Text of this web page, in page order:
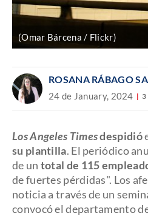
(Omar Bárcena / Flickr)
ROSANA RÁBAGO
24 de January, 2024 3
Los Angeles Timesdespidió
su plantilla. El periódico
de un total de 115
de fuertes pérdidas". Los
noticia a través de un
convocó el departamento